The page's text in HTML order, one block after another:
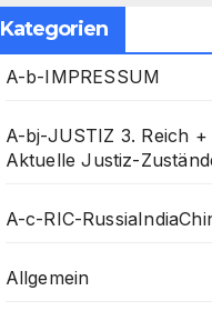
Kategorien
A-b-IMPRESSUM
A-bj-JUSTIZ 3. Reich +
Aktuelle Justiz-
A-c-RIC-
Allgemein